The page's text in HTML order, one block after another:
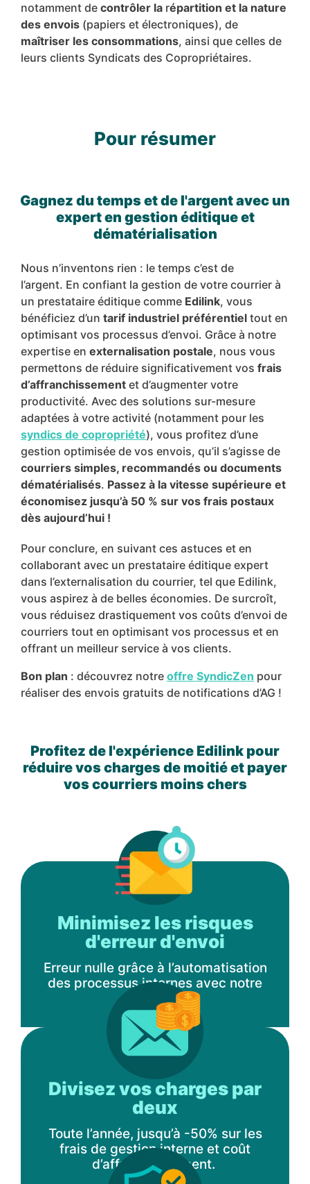
notamment de contrôler la répartition et la nature
des envois (papiers et électroniques), de
maîtriser les consommations, ainsi que celles de
leurs clients Syndicats des Copropriétaires.
Pour résumer
Gagnez du temps et de l'argent avec un
expert en gestion éditique et
dématérialisation
Nous n’inventons rien : le temps c’est de
l’argent. En confiant la gestion de votre courrier à
un prestataire éditique comme Edilink, vous
bénéficiez d’un tarif industriel préférentiel tout en
optimisant vos processus d’envoi. Grâce à notre
expertise en externalisation postale, nous vous
permettons de réduire significativement vos frais
d’affranchissement et d’augmenter votre
productivité. Avec des solutions sur-mesure
adaptées à votre activité (notamment pour les
syndics de copropriété), vous profitez d’une
gestion optimisée de vos envois, qu’il s’agisse de
courriers simples, recommandés ou documents
dématérialisés. Passez à la vitesse supérieure et
économisez jusqu’à 50 % sur vos frais postaux
dès aujourd’hui !
Pour conclure, en suivant ces astuces et en
collaborant avec un prestataire éditique expert
dans l’externalisation du courrier, tel que Edilink,
vous aspirez à de belles économies. De surcroît,
vous réduisez drastiquement vos coûts d’envoi de
courriers tout en optimisant vos processus et en
offrant un meilleur service à vos clients.
Bon plan : découvrez notre offre SyndicZen pour
réaliser des envois gratuits de notifications d’AG !
Profitez de l'expérience Edilink pour
réduire vos charges de moitié et payer
vos courriers moins chers
Minimisez les risques
d'erreur d'envoi
Erreur nulle grâce à l’automatisation
des processus internes avec notre
solution
Divisez vos charges par
deux
Toute l’année, jusqu’à -50% sur les
frais de gestion interne et coût
d’affranchissement.